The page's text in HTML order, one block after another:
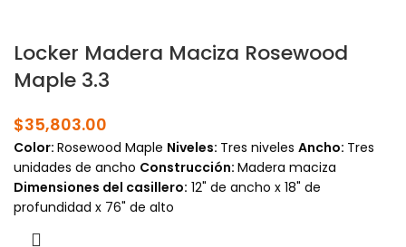
Locker Madera Maciza Rosewood
Maple 3.3
$35,803.00
Color: Rosewood Maple Niveles: Tres niveles Ancho: Tres
unidades de ancho Construcción: Madera maciza
Dimensiones del casillero: 12" de ancho x 18" de
profundidad x 76" de alto